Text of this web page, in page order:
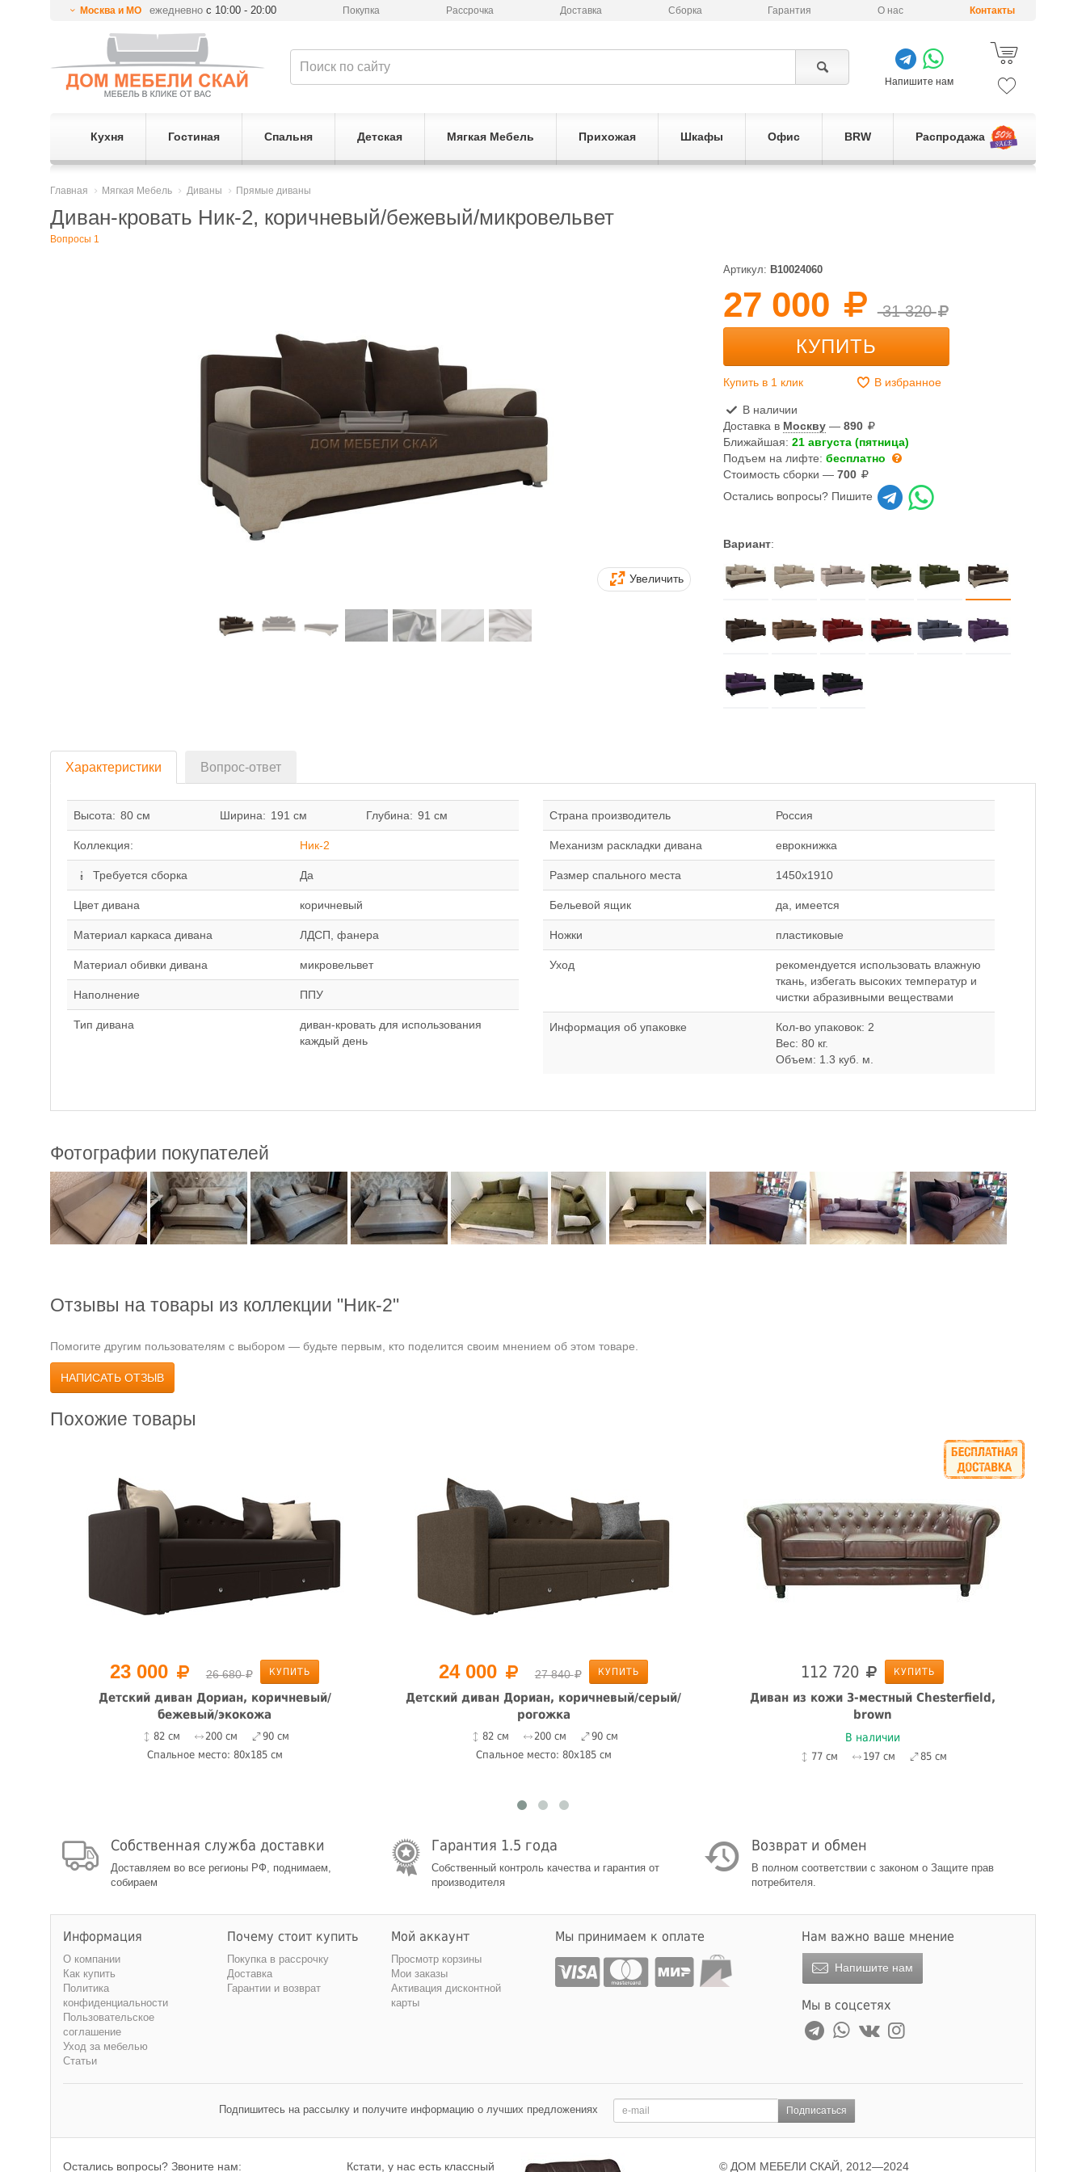
Москва и МО ежедневнос 10:00 - 20:00 Покупка Рассрочка Доставка Сборка Гарантия О нас Контакты
Напишите нам
Кухня Гостиная Спальня Детская Мягкая Мебель Прихожая Шкафы Офис BRW Распродажа
Главная Мягкая Мебель Диваны Прямые диваны
Диван-кровать Ник-2, коричневый/бежевый/микровельвет
Вопросы 1
Увеличить
Артикул: B10024060
27 000 31 320
КУПИТЬ
Купить в 1 клик В избранное
В наличии
Доставка в Москву —890
Ближайшая:21 августа (пятница)
Подъем на лифте:бесплатно
Стоимость сборки —700
Остались вопросы? Пишите
Вариант:
Характеристики Вопрос-ответ
Высота: 80 см Ширина: 191 см Глубина: 91 см
Коллекция: Ник-2
Требуется сборка Да
Цвет дивана коричневый
Материал каркаса дивана ЛДСП, фанера
Материал обивки дивана микровельвет
Наполнение ППУ
Тип дивана
диван-кровать для использования
каждый день
Страна производитель Россия
Механизм раскладки дивана еврокнижка
Размер спального места 1450x1910
Бельевой ящик да, имеется
Ножки пластиковые
Уход
рекомендуется использовать влажную
ткань, избегать высоких температур и
чистки абразивными веществами
Информация об упаковке
Кол-во упаковок: 2
Вес: 80 кг.
Объем: 1.3 куб. м.
Фотографии покупателей
Отзывы на товары из коллекции "Ник-2"
Помогите другим пользователям с выбором — будьте первым, кто поделится своим мнением об этом товаре.
НАПИСАТЬ ОТЗЫВ
Похожие товары
23 000 26 680 КУПИТЬ
Детский диван Дориан, коричневый/
бежевый/экокожа
82 см 200 см
90 см
Спальное место: 80x185 см
24 000 27 840 КУПИТЬ
Детский диван Дориан, коричневый/серый/
рогожка
82 см 200 см
90 см
Спальное место: 80x185 см
112 720 КУПИТЬ
Диван из кожи 3-местный Chesterfield,
brown
В наличии
77 см 197 см 85 см
Собственная служба доставки
Доставляем во все регионы РФ, поднимаем,
собираем
Гарантия 1.5 года
Собственный контроль качества и гарантия от
производителя
Возврат и обмен
В полном соответствии с законом о Защите прав
потребителя.
Информация
О компании
Как купить
Политика
конфиденциальности
Пользовательское
соглашение
Уход за мебелью
Статьи
Почему стоит купить
Покупка в рассрочку
Доставка
Гарантии и возврат
Мой аккаунт
Просмотр корзины
Мои заказы
Активация дисконтной
карты
Мы принимаем к оплате Нам важно ваше мнение
Напишите нам
Мы в соцсетях
Подпишитесь на рассылку и получите информацию о лучших предложениях Подписаться
Остались вопросы? Звоните нам: Кстати, у нас есть классный © ДОМ МЕБЕЛИ СКАЙ, 2012—2024